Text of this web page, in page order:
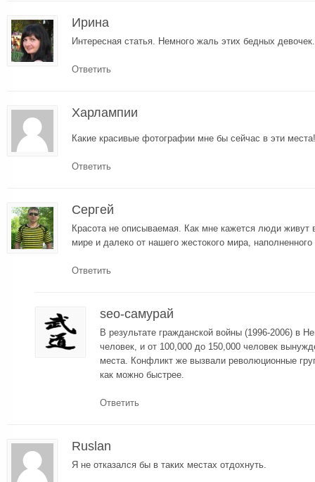
Ирина
Интересная статья. Немного жаль этих бедных девочек.
Ответить
Харлампии
Какие красивые фотографии мне бы сейчас в эти
Ответить
Сергей
Красота не описываемая. Как мне кажется люди живут
мире и далеко от нашего жестокого мира,
Ответить
seo-самурай
В результате гражданской войны (1996-2006) в
человек, и от 100,000 до 150,000 человек
места. Конфликт же вызвали революционные
как можно быстрее.
Ответить
Ruslan
Я не отказался бы в таких местах отдохнуть.